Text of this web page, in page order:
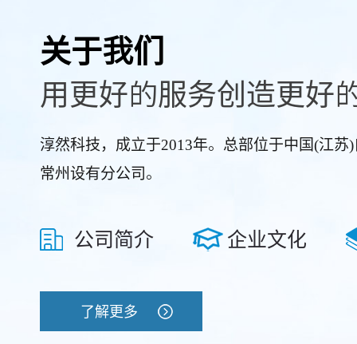
关于我们
用更好的服务创造更好
淳然科技，成立于2013年。总部位于中国(江
常州设有分公司。
公司简介 企业文化
了解更多